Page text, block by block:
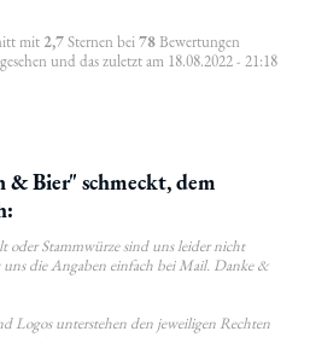
mit 2,7Sternen bei78Bewertungen
und das zuletzt am 18.08.2022 - 21:18
Bier" schmeckt, dem
Stammwürze sind uns leider nicht
die Angaben einfach bei Mail. Danke &
Logos unterstehen den jeweiligen Rechten